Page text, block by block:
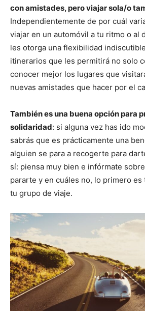
con amistades, pero viajar sola/o
Independientemente de por cuál
viajar en un automóvil a tu ritmo o al
les otorga una flexibilidad
itinerarios que les permitirá no solo
conocer mejor los lugares que
nuevas amistades que hacer por el
También es una buena opción para
solidaridad: si alguna vez has ido
sabrás que es prácticamente una
alguien se para a recogerte para
sí: piensa muy bien e infórmate
pararte y en cuáles no, lo primero es
tu grupo de viaje.